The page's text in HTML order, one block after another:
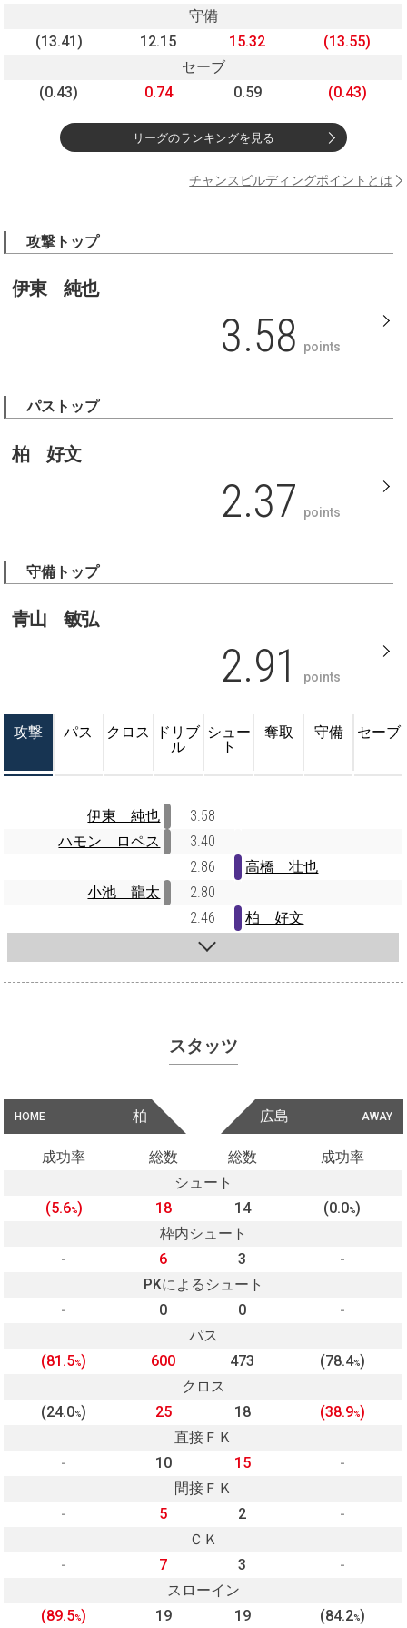
守備
(13.41)
12.15 15.32
(13.55)
セーブ
(0.43)
0.74 0.59 (0.43)
リーグのランキングを見る
チャンスビルディングポイントとは
攻撃トップ
伊東 純也
3.58 points
パストップ
柏 好文
2.37 points
守備トップ
青山 敏弘
2.91 points
攻撃 パス クロス
ドリブ
ル
シュー
ト
奪取 守備 セーブ
伊東 純也
3.58
ハモン ロペス
3.40
2.86
高橋 壮也
小池 龍太
2.80
2.46
柏 好文
スタッツ
HOME 柏 AWAY
広島
成功率 総数 総数
成功率
シュート
(5.6%) 18 14 (0.0%)
枠内シュート
-
6 3
-
PKによるシュート
-
0 0
-
パス
(81.5%) 600 473 (78.4%)
クロス
(24.0%) 25 18 (38.9%)
直接ＦＫ
-
10 15
-
間接ＦＫ
-
5 2
-
ＣＫ
-
7 3
-
スローイン
(89.5%) 19 19 (84.2%)